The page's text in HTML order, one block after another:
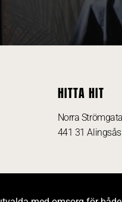
HITTA HIT
Norra
441 31 Alingsås